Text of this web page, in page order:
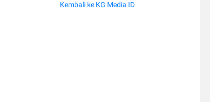
Kembali ke KG Media ID